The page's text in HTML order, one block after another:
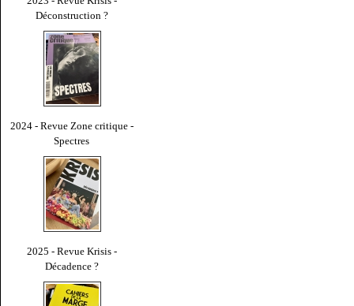
Déconstruction ?
2024 - Revue Zone critique -
Spectres
2025 - Revue Krisis -
Décadence ?